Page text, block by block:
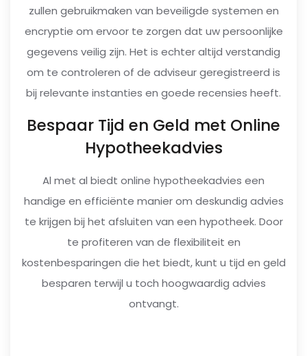
zullen gebruikmaken van beveiligde systemen en
encryptie om ervoor te zorgen dat uw persoonlijke
gegevens veilig zijn. Het is echter altijd verstandig
om te controleren of de adviseur geregistreerd is
bij relevante instanties en goede recensies heeft.
Bespaar Tijd en Geld met Online
Hypotheekadvies
Al met al biedt online hypotheekadvies een
handige en efficiënte manier om deskundig advies
te krijgen bij het afsluiten van een hypotheek. Door
te profiteren van de flexibiliteit en
kostenbesparingen die het biedt, kunt u tijd en geld
besparen terwijl u toch hoogwaardig advies
ontvangt.